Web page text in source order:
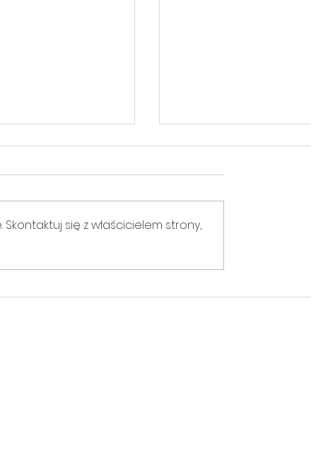
Szachowy o
Egzamin praktyczny na kartę
się z właścicielem strony,